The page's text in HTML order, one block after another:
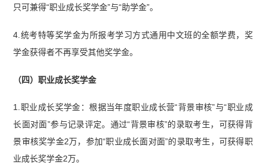
只可兼得“职业成长奖学金”与“助学金”。
4.统考特等奖学金为所报考学习方式通用中文班的全额学费，奖
学金获得者不再享受其他奖学金。
（四）职业成长奖学金
1.职业成长奖学金：根据当年度职业成长营“背景审核”与“职业成
长面对面”参与记录评定。通过“背景审核”的录取考生，可获得背
景审核奖学金2万，参加“职业成长面对面”的录取考生，可获得职
业成长奖学金2万。